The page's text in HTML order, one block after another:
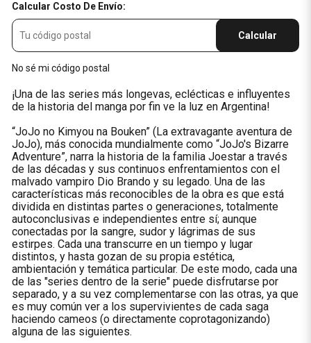
Calcular Costo De Envío:
Calcular
No sé mi código postal
¡Una de las series más longevas, eclécticas e influyentes
de la historia del manga por fin ve la luz en Argentina!
“JoJo no Kimyou na Bouken” (La extravagante aventura de
JoJo), más conocida mundialmente como “JoJo's Bizarre
Adventure”, narra la historia de la familia Joestar a través
de las décadas y sus continuos enfrentamientos con el
malvado vampiro Dio Brando y su legado. Una de las
características más reconocibles de la obra es que está
dividida en distintas partes o generaciones, totalmente
autoconclusivas e independientes entre sí; aunque
conectadas por la sangre, sudor y lágrimas de sus
estirpes. Cada una transcurre en un tiempo y lugar
distintos, y hasta gozan de su propia estética,
ambientación y temática particular. De este modo, cada una
de las "series dentro de la serie" puede disfrutarse por
separado, y a su vez complementarse con las otras, ya que
es muy común ver a los supervivientes de cada saga
haciendo cameos (o directamente coprotagonizando)
alguna de las siguientes.